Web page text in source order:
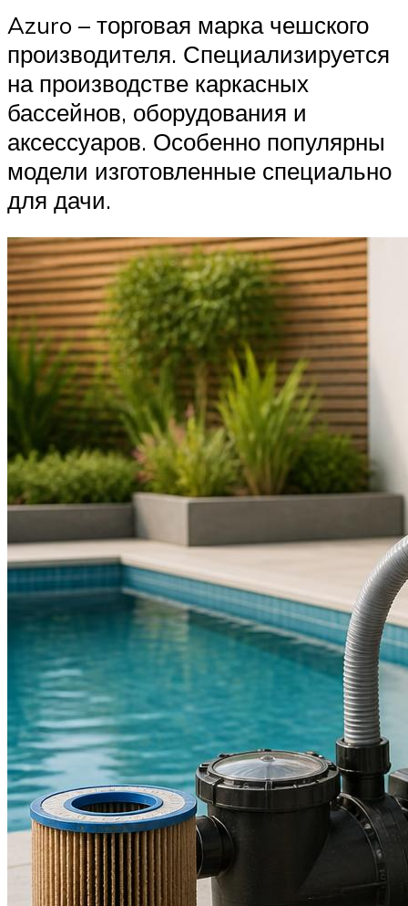
Azuro – торговая марка чешского
производителя. Специализируется
на производстве каркасных
бассейнов, оборудования и
аксессуаров. Особенно популярны
модели изготовленные специально
для дачи.